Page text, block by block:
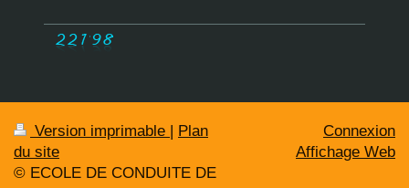
Version imprimable | Plan
du site
© ECOLE DE CONDUITE DE
Connexion
Affichage Web